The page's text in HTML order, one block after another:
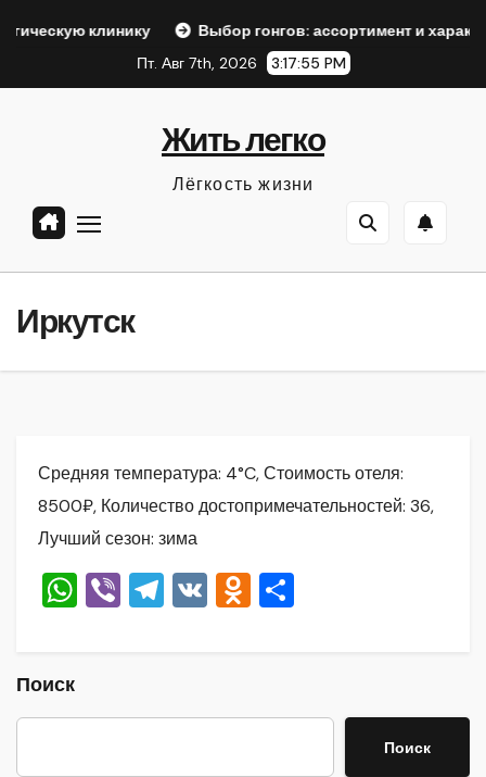
Выбор гонгов: ассортимент и характеристики
Пт. Авг 7th, 2026
3:17:56 PM
Жить легко
Лёгкость жизни
Иркутск
Средняя температура: 4°C, Стоимость отеля:
8500₽, Количество достопримечательностей: 36,
Лучший сезон: зима
W
A
p
Vi T
a
m
V O
kl
a
в
и
Поиск
Поиск